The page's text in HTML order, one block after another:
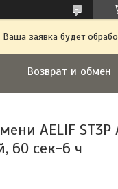
заявка будет
Возврат и обмен
AELIF ST3P
60 сек-6 ч